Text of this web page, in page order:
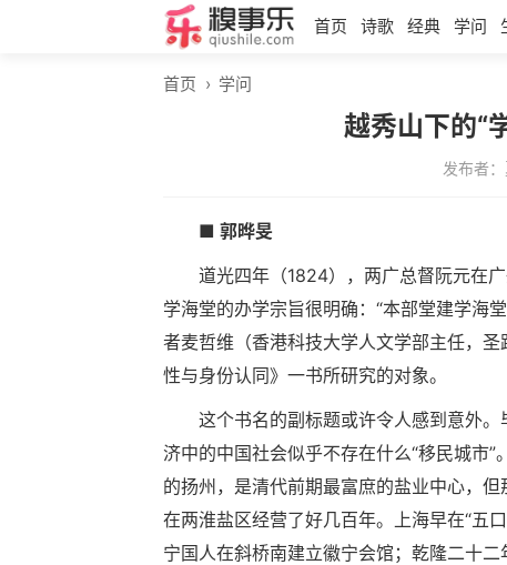
首页 诗歌 经典 学问
首页 › 学问
越秀山下的“
发布者
■ 郭晔旻
道光四年（1824），两广总督阮元在
学海堂的办学宗旨很明确：“本部堂建学海
者麦哲维（香港科技大学人文学部主任，
性与身份认同》一书所研究的对象。
这个书名的副标题或许令人感到意外
济中的中国社会似乎不存在什么“移民城市
的扬州，是清代前期最富庶的盐业中心，
在两淮盐区经营了好几百年。上海早在“五
宁国人在斜桥南建立徽宁会馆；乾隆二十